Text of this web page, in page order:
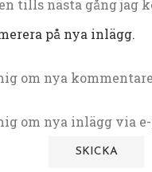
tills nästa gång jag
på nya inlägg.
om nya
om nya inlägg via